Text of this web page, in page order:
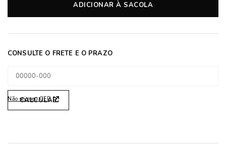
ADICIONAR À SACOLA
Não sei meu CEP